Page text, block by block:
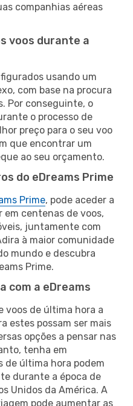
companhias aéreas
voos durante a
usando um
com base na procura
Por conseguinte, o
o processo de
preço para o seu voo
que encontrar um
ao seu orçamento.
do eDreams Prime
Prime, pode aceder a
centenas de voos,
juntamente com
à maior comunidade
mundo e descubra
Prime.
com a eDreams
voos de última hora a
estes possam ser mais
opções a pensar nas
tenha em
de última hora podem
durante a época de
Unidos da América. A
pode aumentar as